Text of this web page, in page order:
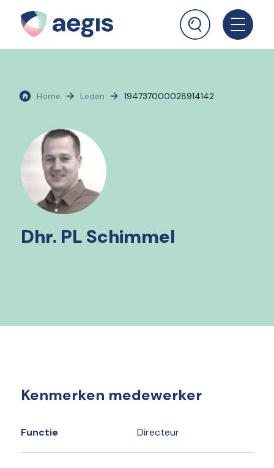
Home Leden 194737000028914142
Dhr. PL Schimmel
Kenmerken medewerker
Functie Directeur